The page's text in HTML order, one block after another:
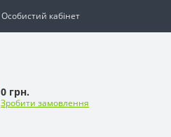
Особистий кабінет
0 грн.
Зробити замовлення